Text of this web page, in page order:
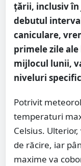
țării, inclusiv în
debutul
caniculare,
primele zile
mijlocul lunii,
niveluri
Potrivit
temperaturi
Celsius.
de răcire, iar
maxime va